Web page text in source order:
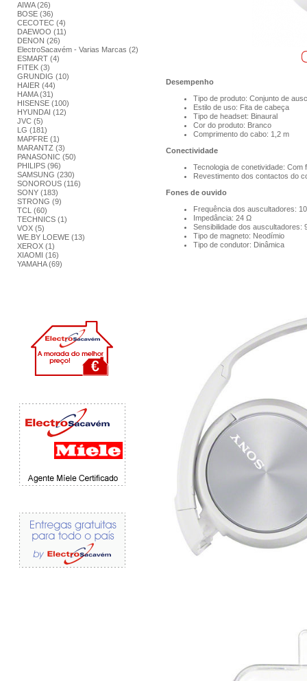
AIWA (26)
BOSE (36)
CECOTEC (4)
DAEWOO (11)
DENON (26)
ElectroSacavém - Varias Marcas (2)
ESMART (4)
FITEK (3)
GRUNDIG (10)
HAIER (44)
HAMA (31)
HISENSE (100)
HYUNDAI (12)
JVC (5)
LG (181)
MAPFRE (1)
MARANTZ (3)
PANASONIC (50)
PHILIPS (96)
SAMSUNG (230)
SONOROUS (116)
SONY (183)
STRONG (9)
TCL (60)
TECHNICS (1)
VOX (5)
WE.BY LOEWE (13)
XEROX (1)
XIAOMI (16)
YAMAHA (69)
Desempenho
Tipo de produto: Conjunto de
Estilo de uso: Fita de cabeça
Tipo de headset: Binaural
Cor do produto: Branco
Comprimento do cabo: 1,2 m
Conectividade
Tecnologia de conetividade: Com
Revestimento dos contactos do
Fones de ouvido
Frequência dos auscultadores:
Impedância: 24 Ω
Sensibilidade dos auscultadores:
Tipo de magneto: Neodímio
Tipo de condutor: Dinâmica